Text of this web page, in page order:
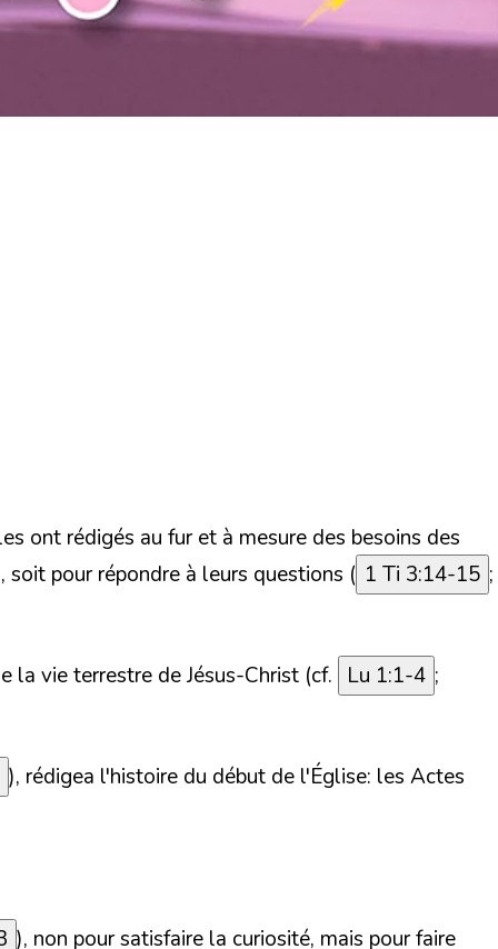
ont rédigés au fur et à mesure des besoins des
pour répondre à leurs questions ( 1 Ti 3:14-15 ;
la vie terrestre de Jésus-Christ (cf. Lu 1:1-4 ;
), rédigea l'histoire du début de l'Église: les Actes
), non pour satisfaire la curiosité, mais pour faire